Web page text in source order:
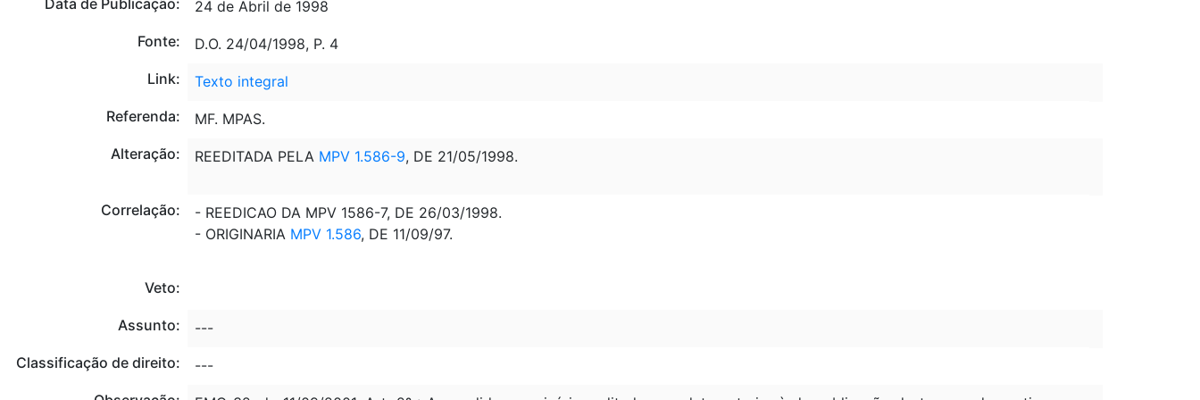
24 de Abril de 1998
Fonte:
D.O. 24/04/1998, P. 4
Link:
Texto integral
Referenda:
MF. MPAS.
Alteração:
REEDITADA PELA MPV 1.586-9, DE 21/05/1998.
Correlação:
- REEDICAO DA MPV 1586-7, DE 26/03/1998.
- ORIGINARIA MPV 1.586, DE 11/09/97.
Veto:
Assunto:
---
Classificação de direito:
---